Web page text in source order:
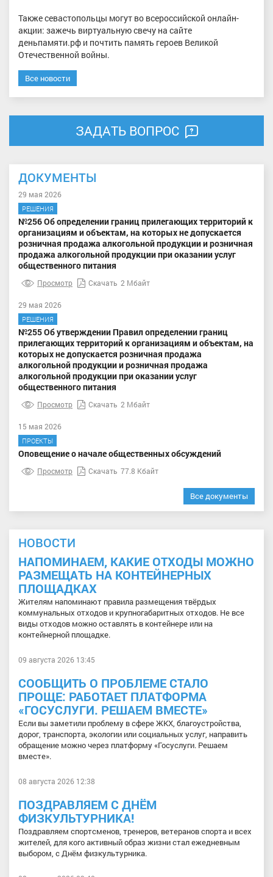
Также севастопольцы могут во всероссийской онлайн-
акции: зажечь виртуальную свечу на сайте
деньпамяти.рф и почтить память героев Великой
Отечественной войны.
Все новости
ЗАДАТЬ ВОПРОС
ДОКУМЕНТЫ
29 мая 2026
РЕШЕНИЯ
№256 Об определении границ прилегающих территорий к
организациям и объектам, на которых не допускается
розничная продажа алкогольной продукции и розничная
продажа алкогольной продукции при оказании услуг
общественного питания
Просмотр Скачать 2 Мбайт
29 мая 2026
РЕШЕНИЯ
№255 Об утверждении Правил определении границ
прилегающих территорий к организациям и объектам, на
которых не допускается розничная продажа
алкогольной продукции и розничная продажа
алкогольной продукции при оказании услуг
общественного питания
Просмотр Скачать 2 Мбайт
15 мая 2026
ПРОЕКТЫ
Оповещение о начале общественных обсуждений
Просмотр Скачать 77.8 Кбайт
Все документы
НОВОСТИ
НАПОМИНАЕМ, КАКИЕ ОТХОДЫ МОЖНО
РАЗМЕЩАТЬ НА КОНТЕЙНЕРНЫХ
ПЛОЩАДКАХ
Жителям напоминают правила размещения твёрдых
коммунальных отходов и крупногабаритных отходов. Не все
виды отходов можно оставлять в контейнере или на
контейнерной площадке.
09 августа 2026 13:45
СООБЩИТЬ О ПРОБЛЕМЕ СТАЛО
ПРОЩЕ: РАБОТАЕТ ПЛАТФОРМА
«ГОСУСЛУГИ. РЕШАЕМ ВМЕСТЕ»
Если вы заметили проблему в сфере ЖКХ, благоустройства,
дорог, транспорта, экологии или социальных услуг, направить
обращение можно через платформу «Госуслуги. Решаем
вместе».
08 августа 2026 12:38
ПОЗДРАВЛЯЕМ С ДНЁМ
ФИЗКУЛЬТУРНИКА!
Поздравляем спортсменов, тренеров, ветеранов спорта и всех
жителей, для кого активный образ жизни стал ежедневным
выбором, с Днём физкультурника.